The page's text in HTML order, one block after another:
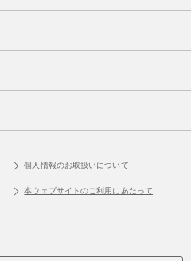
個人情報のお取扱いについて
本ウェブサイトのご利用にあたって